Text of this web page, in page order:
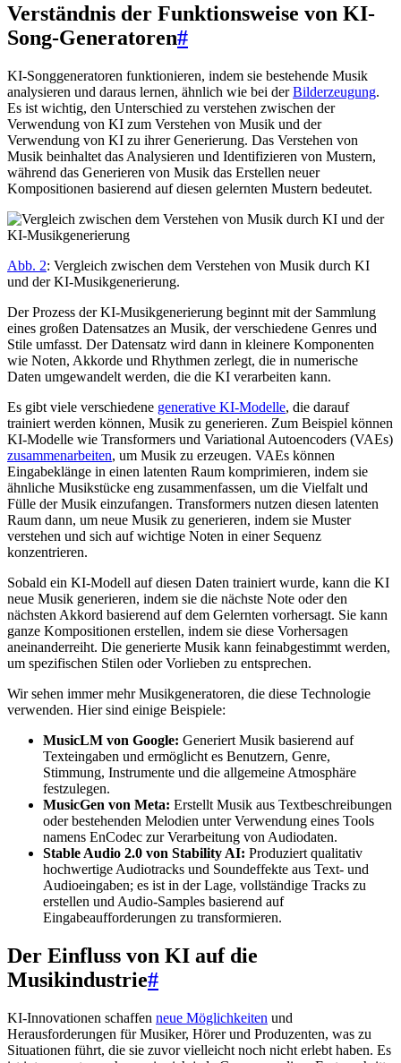
Verständnis der Funktionsweise von KI-
Song-Generatoren#
KI-Songgeneratoren funktionieren, indem sie bestehende Musik
analysieren und daraus lernen, ähnlich wie bei derBilderzeugung.
Es ist wichtig, den Unterschied zu verstehen zwischen der
Verwendung von KI zum Verstehen von Musik und der
Verwendung von KI zu ihrer Generierung. Das Verstehen von
Musik beinhaltet das Analysieren und Identifizieren von Mustern,
während das Generieren von Musik das Erstellen neuer
Kompositionen basierend auf diesen gelernten Mustern bedeutet.
Abb. 2: Vergleich zwischen dem Verstehen von Musik durch KI
und der KI-Musikgenerierung.
Der Prozess der KI-Musikgenerierung beginnt mit der Sammlung
eines großen Datensatzes an Musik, der verschiedene Genres und
Stile umfasst. Der Datensatz wird dann in kleinere Komponenten
wie Noten, Akkorde und Rhythmen zerlegt, die in numerische
Daten umgewandelt werden, die die KI verarbeiten kann.
Es gibt viele verschiedene generative KI-Modelle, die darauf
trainiert werden können, Musik zu generieren. Zum Beispiel können
KI-Modelle wie Transformers und Variational Autoencoders (VAEs)
zusammenarbeiten, um Musik zu erzeugen. VAEs können
Eingabeklänge in einen latenten Raum komprimieren, indem sie
ähnliche Musikstücke eng zusammenfassen, um die Vielfalt und
Fülle der Musik einzufangen. Transformers nutzen diesen latenten
Raum dann, um neue Musik zu generieren, indem sie Muster
verstehen und sich auf wichtige Noten in einer Sequenz
konzentrieren.
Sobald ein KI-Modell auf diesen Daten trainiert wurde, kann die KI
neue Musik generieren, indem sie die nächste Note oder den
nächsten Akkord basierend auf dem Gelernten vorhersagt. Sie kann
ganze Kompositionen erstellen, indem sie diese Vorhersagen
aneinanderreiht. Die generierte Musik kann feinabgestimmt werden,
um spezifischen Stilen oder Vorlieben zu entsprechen.
Wir sehen immer mehr Musikgeneratoren, die diese Technologie
verwenden. Hier sind einige Beispiele:
MusicLM von Google: Generiert Musik basierend auf
Texteingaben und ermöglicht es Benutzern, Genre,
Stimmung, Instrumente und die allgemeine Atmosphäre
festzulegen.
MusicGen von Meta: Erstellt Musik aus Textbeschreibungen
oder bestehenden Melodien unter Verwendung eines Tools
namens EnCodec zur Verarbeitung von Audiodaten.
Stable Audio 2.0 von Stability AI: Produziert qualitativ
hochwertige Audiotracks und Soundeffekte aus Text- und
Audioeingaben; es ist in der Lage, vollständige Tracks zu
erstellen und Audio-Samples basierend auf
Eingabeaufforderungen zu transformieren.
Der Einfluss von KI auf die
Musikindustrie#
KI-Innovationen schaffen neue Möglichkeiten und
Herausforderungen für Musiker, Hörer und Produzenten, was zu
Situationen führt, die sie zuvor vielleicht noch nicht erlebt haben. Es